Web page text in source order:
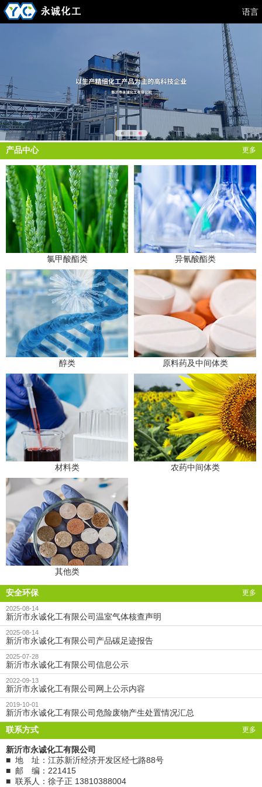
语言
更多
产品中心
氯甲酸酯类 异氰酸酯类
醇类 原料药及中间体类
材料类 农药中间体类
其他类
更多
安全环保
2025-08-14
新沂市永诚化工有限公司温室气体核查声明
2025-08-14
新沂市永诚化工有限公司产品碳足迹报告
2025-07-28
新沂市永诚化工有限公司信息公示
2022-09-13
新沂市永诚化工有限公司网上公示内容
2019-10-01
新沂市永诚化工有限公司危险废物产生处置情况汇总
更多
联系方式
新沂市永诚化工有限公司
■ 地 址：江苏新沂经济开发区经七路88号
■ 邮 编：221415
■ 联系人：徐子正 13810388004